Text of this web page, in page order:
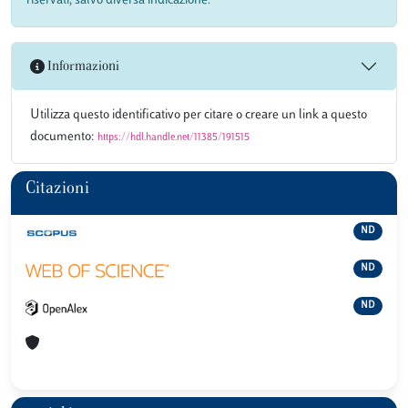
Informazioni
Utilizza questo identificativo per citare o creare un link a questo
documento: https://hdl.handle.net/11385/191515
Citazioni
ND
ND
ND